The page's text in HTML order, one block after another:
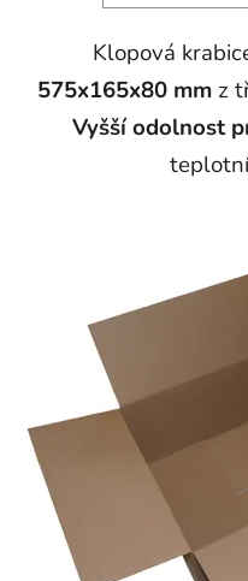
Klopová
575x165x80 mm z
Vyšší odolnost